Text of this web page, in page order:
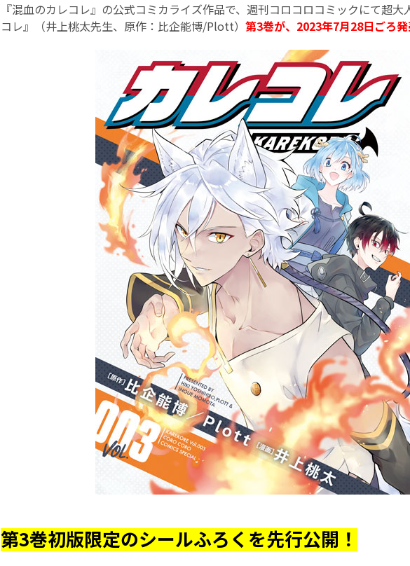
『混血のカレコレ』の公式コミカライズ作品で、週刊コロコロコミックにて超大
コレ』（井上桃太先生、原作：比企能博/Plott） 第3巻が、2023年7月28日ごろ発
第3巻初版限定のシールふろくを先行公開！